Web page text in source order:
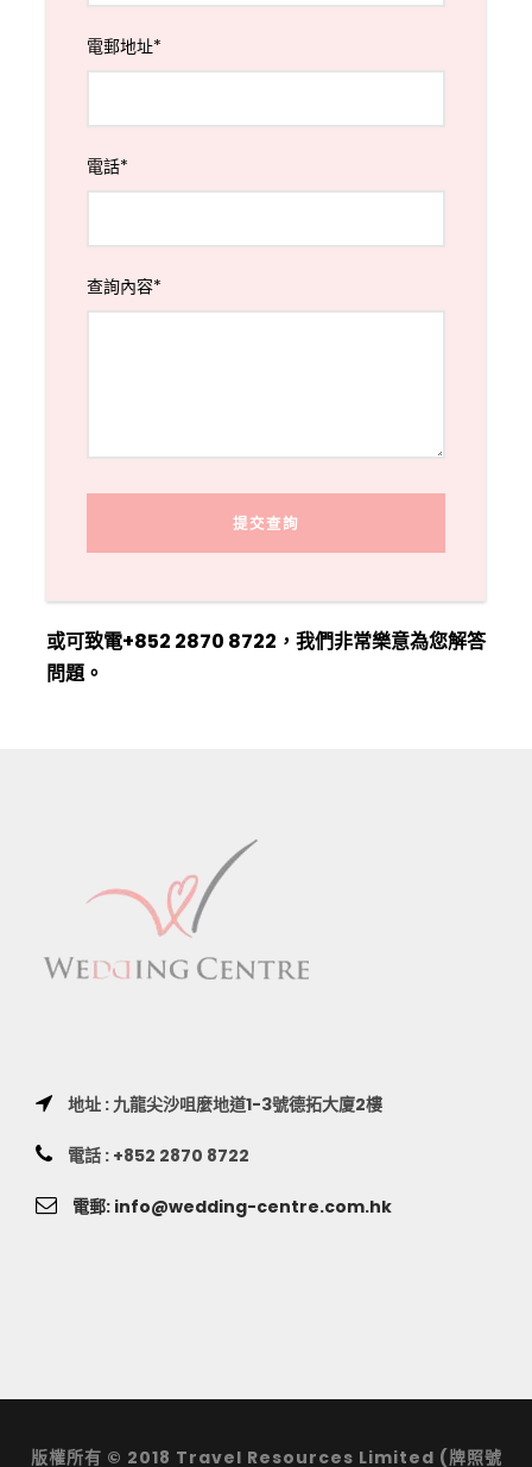
電郵地址*
電話*
查詢內容*
或可致電+852 2870 8722，我們非常樂意為您解答
問題。
地址 : 九龍尖沙咀麼地道1-3號德拓大廈2樓
電話 : +852 2870 8722
電郵: info@wedding-centre.com.hk
版權所有 © 2018 Travel Resources Limited (牌照號